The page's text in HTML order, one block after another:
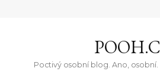
Poctivý osobní blog. Ano,